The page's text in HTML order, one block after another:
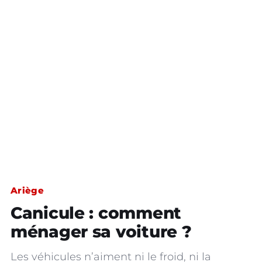
Ariège
Canicule : comment
ménager sa voiture ?
Les véhicules n’aiment ni le froid, ni la